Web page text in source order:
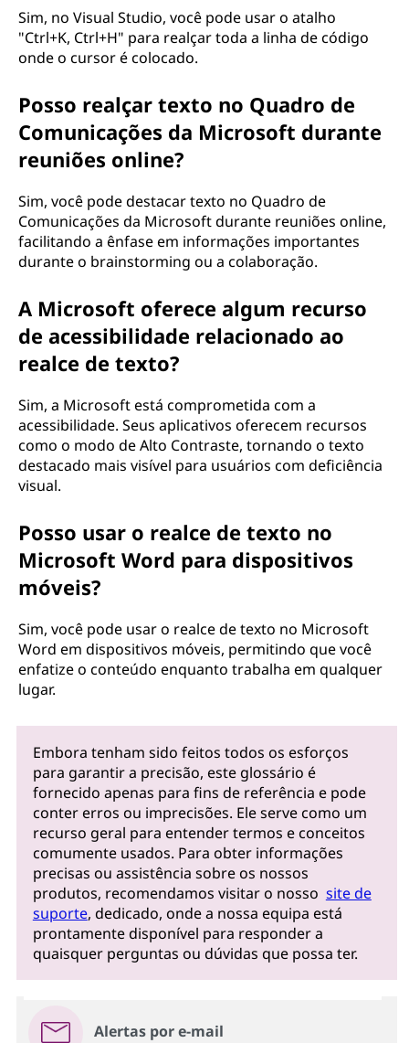
Sim, no Visual Studio, você pode usar o atalho
"Ctrl+K, Ctrl+H" para realçar toda a linha de código
onde o cursor é colocado.
Posso realçar texto no Quadro de
Comunicações da Microsoft durante
reuniões online?
Sim, você pode destacar texto no Quadro de
Comunicações da Microsoft durante reuniões online,
facilitando a ênfase em informações importantes
durante o brainstorming ou a colaboração.
A Microsoft oferece algum recurso
de acessibilidade relacionado ao
realce de texto?
Sim, a Microsoft está comprometida com a
acessibilidade. Seus aplicativos oferecem recursos
como o modo de Alto Contraste, tornando o texto
destacado mais visível para usuários com deficiência
visual.
Posso usar o realce de texto no
Microsoft Word para dispositivos
móveis?
Sim, você pode usar o realce de texto no Microsoft
Word em dispositivos móveis, permitindo que você
enfatize o conteúdo enquanto trabalha em qualquer
lugar.
Embora tenham sido feitos todos os esforços
para garantir a precisão, este glossário é
fornecido apenas para fins de referência e pode
conter erros ou imprecisões. Ele serve como um
recurso geral para entender termos e conceitos
comumente usados. Para obter informações
precisas ou assistência sobre os nossos
produtos, recomendamos visitar o nosso site de
suporte, dedicado, onde a nossa equipa está
prontamente disponível para responder a
quaisquer perguntas ou dúvidas que possa ter.
Alertas por e-mail